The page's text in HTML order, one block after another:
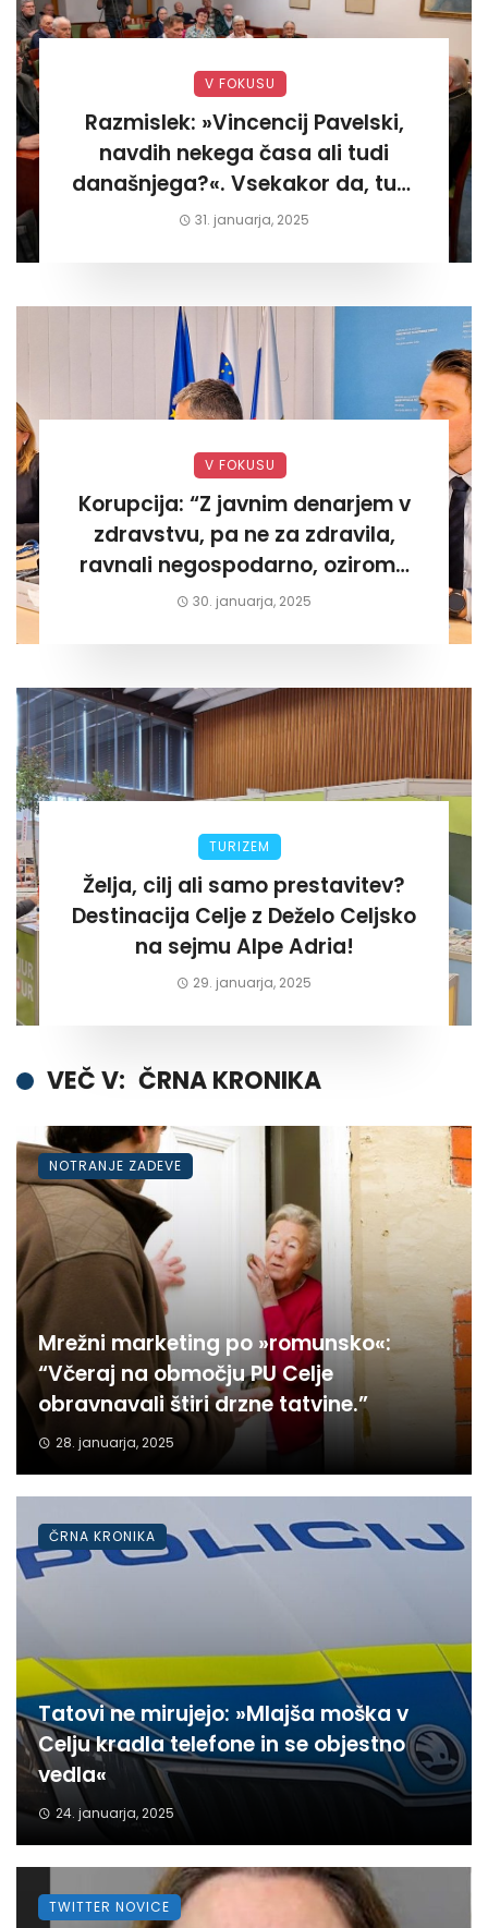
V FOKUSU
Razmislek: »Vincencij Pavelski,
navdih nekega časa ali tudi
današnjega?«. Vsekakor da, tudi
današnjega«
31. januarja, 2025
V FOKUSU
Korupcija: “Z javnim denarjem v
zdravstvu, pa ne za zdravila,
ravnali negospodarno, oziroma
za lastni žep. Tokrat na Žalskem«
30. januarja, 2025
TURIZEM
Želja, cilj ali samo prestavitev?
Destinacija Celje z Deželo Celjsko
na sejmu Alpe Adria!
29. januarja, 2025
VEČ V: ČRNA KRONIKA
Mrežni marketing po »romunsko«:
“Včeraj na območju PU Celje
obravnavali štiri drzne tatvine.”
28. januarja, 2025
NOTRANJE ZADEVE
Tatovi ne mirujejo: »Mlajša moška v
Celju kradla telefone in se objestno
vedla«
24. januarja, 2025
ČRNA KRONIKA
TWITTER NOVICE